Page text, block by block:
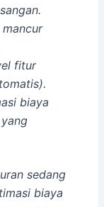
fitur
biaya
sedang
biaya